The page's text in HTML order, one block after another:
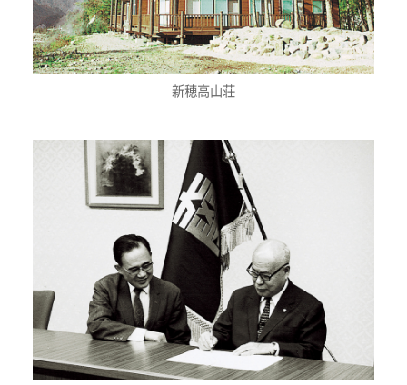
新穂高山荘